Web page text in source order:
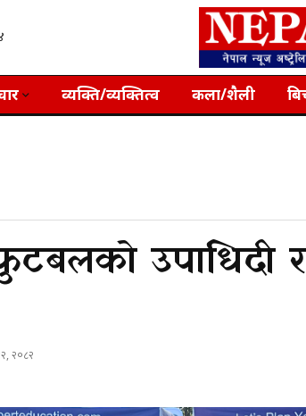
व्यक्ति/व्यक्तित्व कला/शैली
उपाधि दी
२०८२